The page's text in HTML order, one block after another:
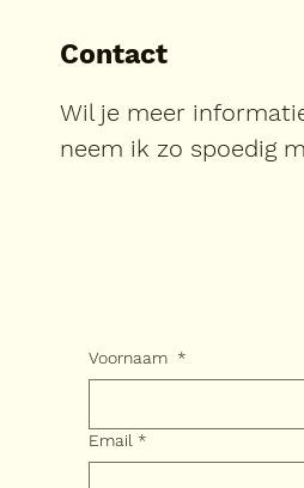
Contact
Wil je meer
neem ik zo spoedig
Voornaam *
Email *